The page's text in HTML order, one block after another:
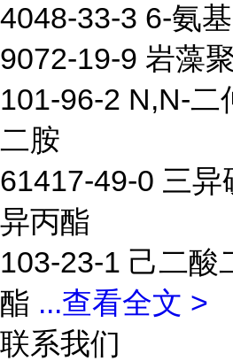
4048-33-3 6-氨
9072-19-9 岩藻
101-96-2 N,N-二
二胺
61417-49-0 三异
异丙酯
103-23-1 己二酸
酯 ...查看全文 >
联系我们